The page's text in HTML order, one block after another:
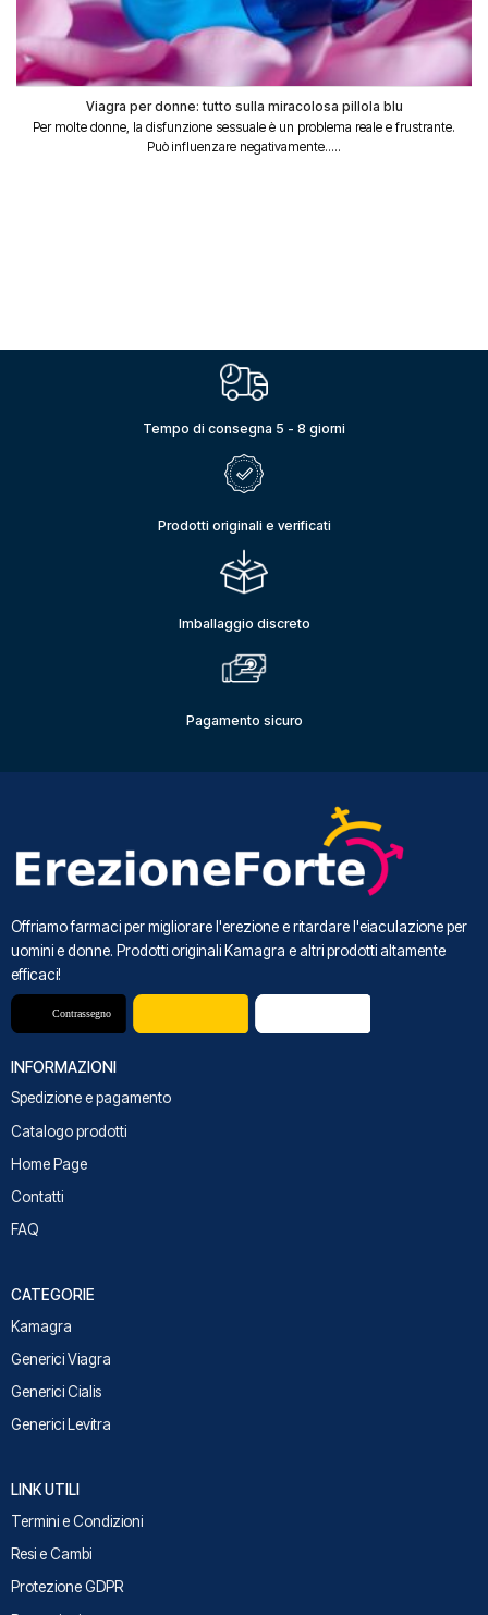
Viagra per donne: tutto sulla miracolosa pillola blu
Per molte donne, la disfunzione sessuale è un problema reale e frustrante.
Può influenzare negativamente.....
Tempo di consegna 5 - 8 giorni
Prodotti originali e verificati
Imballaggio discreto
Pagamento sicuro
Offriamo farmaci per migliorare l'erezione e ritardare l'eiaculazione per
uomini e donne. Prodotti originali Kamagra e altri prodotti altamente
efficaci!
INFORMAZIONI
Spedizione e pagamento
Catalogo prodotti
Home Page
Contatti
FAQ
CATEGORIE
Kamagra
Generici Viagra
Generici Cialis
Generici Levitra
LINK UTILI
Termini e Condizioni
Resi e Cambi
Protezione GDPR